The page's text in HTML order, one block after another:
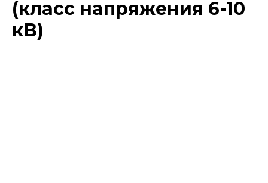
(класс напряжения 6-10
кВ)